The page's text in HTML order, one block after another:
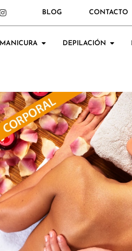
BLOG CONTACTO
MANICURA DEPILACIÓN